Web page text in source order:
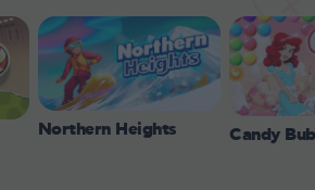
Northern Heights Candy